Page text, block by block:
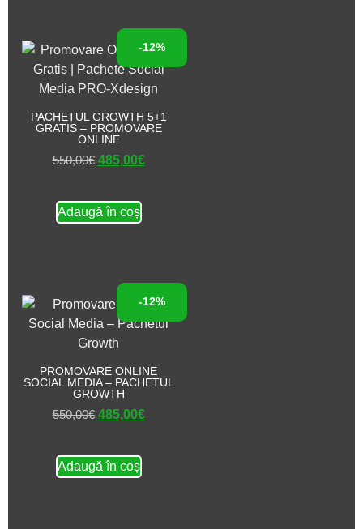
-12%
PACHETUL GROWTH 5+1
GRATIS – PROMOVARE
ONLINE
550,00€ 485,00€
Adaugă în coș
-12%
PROMOVARE ONLINE
SOCIAL MEDIA – PACHETUL
GROWTH
550,00€ 485,00€
Adaugă în coș